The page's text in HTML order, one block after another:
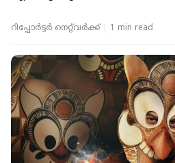
റിപ്പോർട്ടർ നെറ്റ്‌വര്‍ക്ക്‌ 1 min read